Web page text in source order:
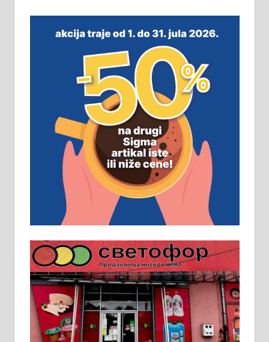
незавршена кућа површине 160
м2 са плацем од 8 ари у Зеленом
виру у Алексинцу. Могућа
замена. 064/21-63-584
ПОСЛОВНИ ОГЛАСИ
Рудник и флотација Рудник
д.о.о. Рудник запошљава 20
помоћника рудара. Услови:
Основна школа, пожељно радно
искуство на истим и сличним
пословима, али не и неопходан
услов. Обезбеђен смештај,
превоз, исхрана. 032/57-41-122 –
локал 22
Пружам услуге завршних радова
у грађевини, хидроизолације и
молерских радова. 061/25-28-058
Ало таксију потребан возач са Б
категоријом. 064/02-85-511